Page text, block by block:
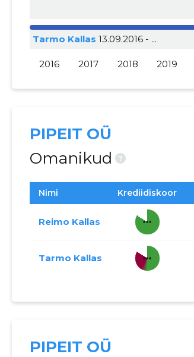
Tarmo Kallas 13.09.2016 - ...
2016 2017 2018 2019
PIPEIT OÜ
Omanikud
?
Nimi Krediidiskoor
Reimo Kallas more_horiz
Tarmo Kallas more_horiz
PIPEIT OÜ